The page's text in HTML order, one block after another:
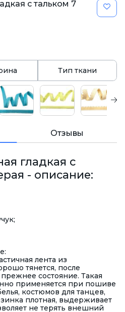
с тальком 7
Тип ткани
Отзывы
гладкая с
- описание:
лента из
тянется, после
состояние. Такая
применяется при пошиве
костюмов для танцев,
плотная, выдерживает
не терять внешний